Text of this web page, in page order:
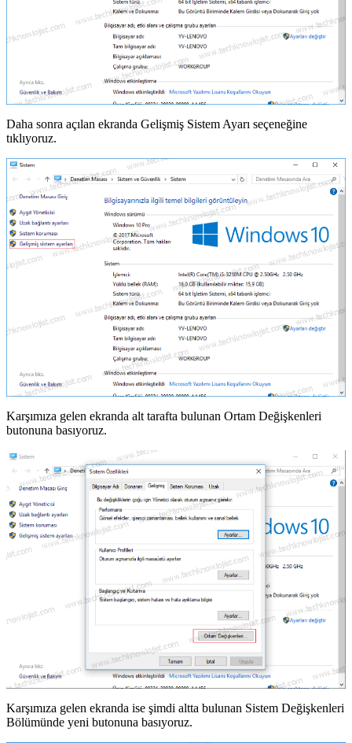
Daha sonra açılan ekranda Gelişmiş Sistem Ayarı seçeneğine
tıklıyoruz.
Karşımıza gelen ekranda alt tarafta bulunan Ortam Değişkenleri
butonuna basıyoruz.
Karşımıza gelen ekranda ise şimdi altta bulunan Sistem Değişkenleri
Bölümünde yeni butonuna basıyoruz.